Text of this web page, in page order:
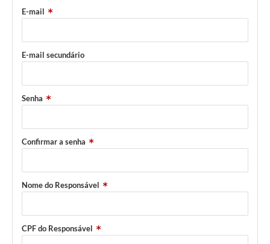
E-Sic
Contratos
Turismo
Projetos
E-mail
E-mail secundário
Senha
Confirmar a senha
Nome do Responsável
CPF do Responsável